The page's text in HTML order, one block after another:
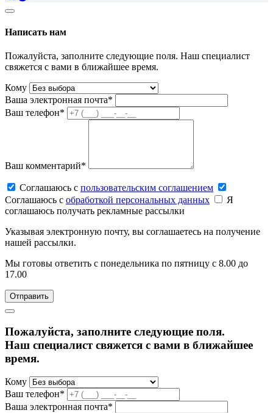
Написать нам
Пожалуйста, заполните следующие поля. Наш специалист
свяжется с вами в ближайшее время.
Кому
Ваша электронная почта*
Ваш телефон*
Ваш комментарий*
Соглашаюсь c пользовательским соглашением
Соглашаюсь c обработкой персональных данных
Я
соглашаюсь получать рекламные рассылки
Указывая электронную почту, вы соглашаетесь на получение
нашей рассылки.
Мы готовы ответить с понедельника по пятницу с 8.00 до
17.00
Пожалуйста, заполните следующие поля.
Наш специалист свяжется с вами в ближайшее
время.
Кому
Ваш телефон*
Ваша электронная почта*